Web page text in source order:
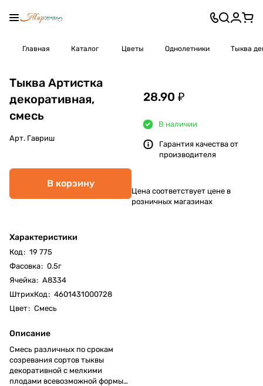
Главная Каталог Цветы Однолетники Тыква
Тыква Артистка
декоративная,
смесь
Арт. Гавриш
В корзину
Характеристики
Код: 19 775
Фасовка: 0.5г
Ячейка: А8334
ШтрихКод: 4601431000728
Цвет: Смесь
Описание
Смесь различных по срокам
созревания сортов тыквы
декоративной с мелкими
плодами всевозможной формы
28.90 ₽
В наличии
Гарантия качества от
производителя
Цена соответствует цене в
розничных магазинах